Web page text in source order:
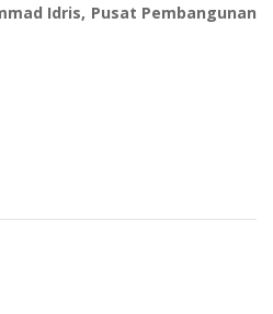
Idris, Pusat Pembangunan